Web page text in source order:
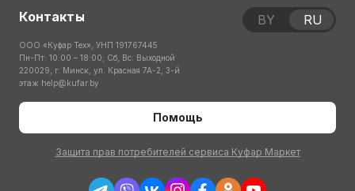
Контакты
ООО «Куфар Тех», УНП 191767445
Пн-Пт: 10:00 – 18:00; Сб, Вс: Выходной
220029, г. Минск, ул. Красная 7А-2, 3-й
этаж help@kufar.by
Помощь
Защита прав потребителей сервиса Куфар Маркет
BY RU